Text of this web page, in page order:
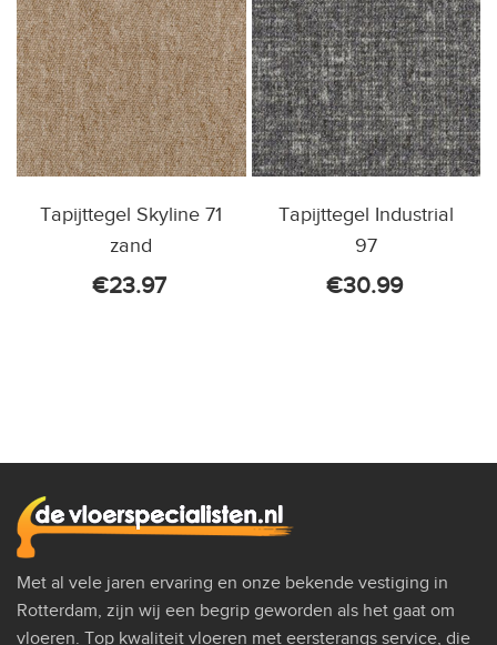
Tapijttegel Skyline 71
zand
€23.97
Tapijttegel Industrial
97
€30.99
Met al vele jaren ervaring en onze bekende vestiging in
Rotterdam, zijn wij een begrip geworden als het gaat om
vloeren. Top kwaliteit vloeren met eersterangs service, die